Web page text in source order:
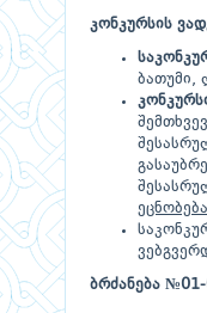
კონკურსის
ბათუმი,
ბრძანება